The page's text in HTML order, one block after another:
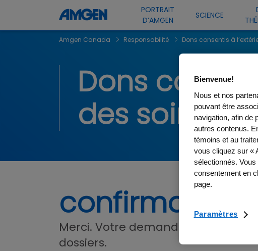
PORTRAIT
D’AMGEN
SCIENCE
Amgen Canada Responsabilité Dons consentis à
Dons
des soins
confirmation
Merci. Votre demande a été
dossiers.
Bienvenue!
Nous et nos
pouvant être
navigation, afin de
autres contenus.
témoins et au
vous cliquez sur «
sélectionnés.
consentement en
page.
Paramètres